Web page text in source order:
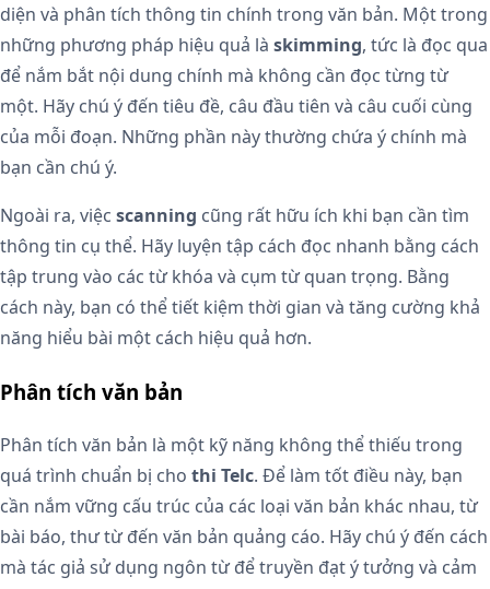
diện và phân tích thông tin chính trong văn bản. Một trong
những phương pháp hiệu quả là skimming, tức là đọc qua
để nắm bắt nội dung chính mà không cần đọc từng từ
một. Hãy chú ý đến tiêu đề, câu đầu tiên và câu cuối cùng
của mỗi đoạn. Những phần này thường chứa ý chính mà
bạn cần chú ý.
Ngoài ra, việc scanning cũng rất hữu ích khi bạn cần tìm
thông tin cụ thể. Hãy luyện tập cách đọc nhanh bằng cách
tập trung vào các từ khóa và cụm từ quan trọng. Bằng
cách này, bạn có thể tiết kiệm thời gian và tăng cường khả
năng hiểu bài một cách hiệu quả hơn.
Phân tích văn bản
Phân tích văn bản là một kỹ năng không thể thiếu trong
quá trình chuẩn bị cho thi Telc. Để làm tốt điều này, bạn
cần nắm vững cấu trúc của các loại văn bản khác nhau, từ
bài báo, thư từ đến văn bản quảng cáo. Hãy chú ý đến cách
mà tác giả sử dụng ngôn từ để truyền đạt ý tưởng và cảm